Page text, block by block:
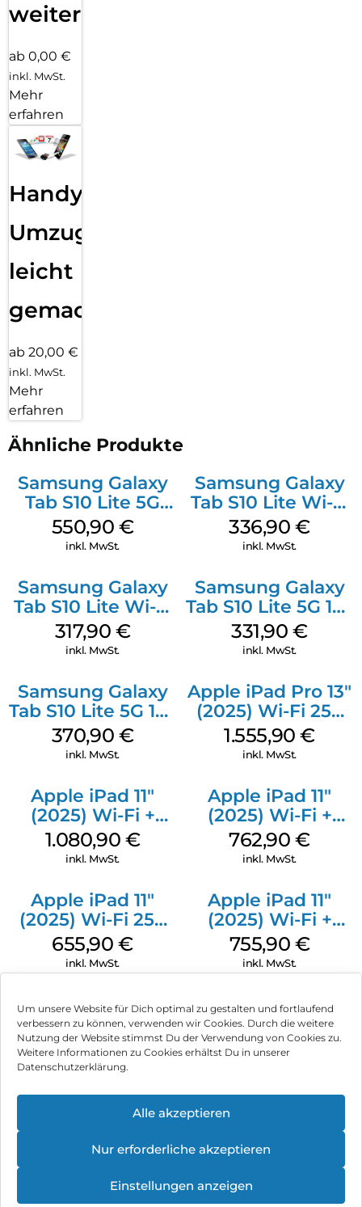
Um unsere Website für Dich optimal zu gestalten und fortlaufend
verbessern zu können, verwenden wir Cookies. Durch die weitere
Nutzung der Website stimmst Du der Verwendung von Cookies zu.
Weitere Informationen zu Cookies erhältst Du in unserer
Datenschutzerklärung.
Alle akzeptieren
Nur erforderliche akzeptieren
Einstellungen anzeigen
weiter
ab 0,00 €
inkl. MwSt.
Mehr
erfahren
Handy
Umzug
leicht
gemacht!
ab 20,00 €
inkl. MwSt.
Mehr
erfahren
Ähnliche Produkte
Samsung Galaxy
Tab S10 Lite 5G
256 GB Gray
550,90 €
inkl. MwSt.
Samsung Galaxy
Tab S10 Lite Wi-Fi
128 GB Silver
336,90€
inkl. MwSt.
Samsung Galaxy
Tab S10 Lite Wi-Fi
128 GB Gray
317,90 €
inkl. MwSt.
Samsung Galaxy
Tab S10 Lite 5G 128
GB Gray
331,90€
inkl. MwSt.
Samsung Galaxy
Tab S10 Lite 5G 128
GB Silver
370,90 €
inkl. MwSt.
Apple iPad Pro 13″
(2025) Wi-Fi 256
GB Standardglas
Space Schwarz
1.555,90€
inkl. MwSt.
Apple iPad 11″
(2025) Wi-Fi +
Cellular 512 GB
Pink
1.080,90 €
inkl. MwSt.
Apple iPad 11″
(2025) Wi-Fi +
Cellular 256 GB
Silber
762,90€
inkl. MwSt.
Apple iPad 11″
(2025) Wi-Fi 256
GB Silber
655,90€
inkl. MwSt.
Apple iPad 11″
(2025) Wi-Fi +
Cellular 256 GB
Pink
755,90 €
inkl. MwSt.
Impressum
Hinweis zur Batterieentsorgung
Newsletter
Können wir Dir behilflich sein?